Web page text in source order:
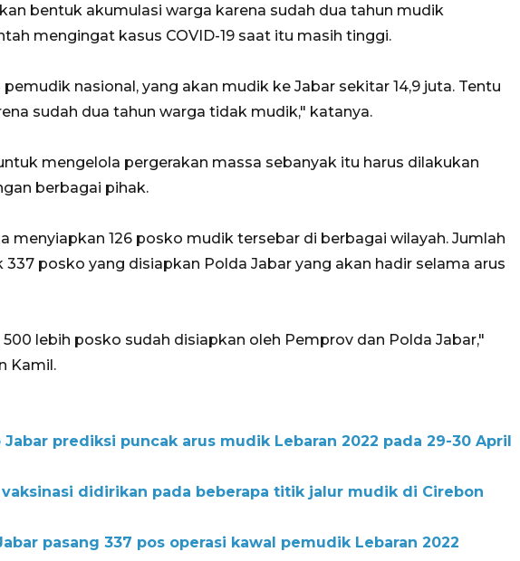
bentuk akumulasi warga karena sudah dua tahun mudik
mengingat kasus COVID-19 saat itu masih tinggi.
nasional, yang akan mudik ke Jabar sekitar 14,9 juta. Tentu
sudah dua tahun warga tidak mudik," katanya.
mengelola pergerakan massa sebanyak itu harus dilakukan
berbagai pihak.
menyiapkan 126 posko mudik tersebar di berbagai wilayah. Jumlah
posko yang disiapkan Polda Jabar yang akan hadir selama arus
lebih posko sudah disiapkan oleh Pemprov dan Polda Jabar,"
Kamil.
Jabar prediksi puncak arus mudik Lebaran 2022 pada 29-30 April
vaksinasi didirikan pada beberapa titik jalur mudik di Cirebon
pasang 337 pos operasi kawal pemudik Lebaran 2022